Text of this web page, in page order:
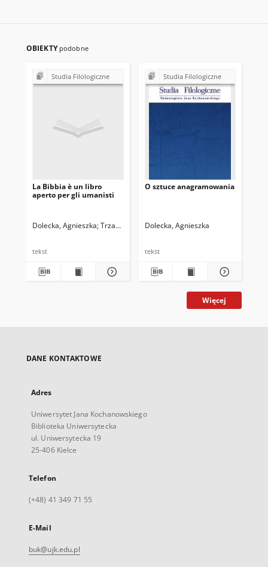
OBIEKTY podobne
Studia Filologiczne
La Bibbia è un libro
aperto per gli umanisti
Dolecka, Agnieszka Trzaskowski, Zbigniew. Red.
tekst
Studia Filologiczne
O sztuce anagramowania
Dolecka, Agnieszka
tekst
Więcej
DANE KONTAKTOWE
Adres
Uniwersytet Jana Kochanowskiego
Biblioteka Uniwersytecka
ul. Uniwersytecka 19
25-406 Kielce
Telefon
(+48) 41 349 71 55
E-Mail
buk@ujk.edu.pl